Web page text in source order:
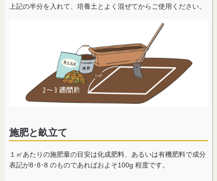
上記の半分を入れて、培養土とよく混ぜてからご使用ください。
施肥と畝立て
１㎡あたりの施肥量の目安は化成肥料、あるいは有機肥料で成分
表記が8･8･8 のものであればおよそ100g 程度です。